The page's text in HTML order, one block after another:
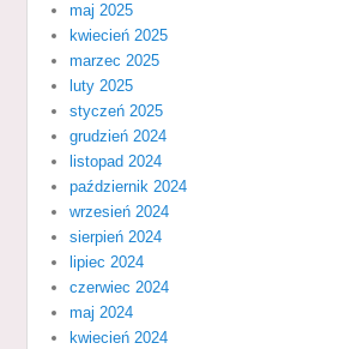
maj 2025
kwiecień 2025
marzec 2025
luty 2025
styczeń 2025
grudzień 2024
listopad 2024
październik 2024
wrzesień 2024
sierpień 2024
lipiec 2024
czerwiec 2024
maj 2024
kwiecień 2024